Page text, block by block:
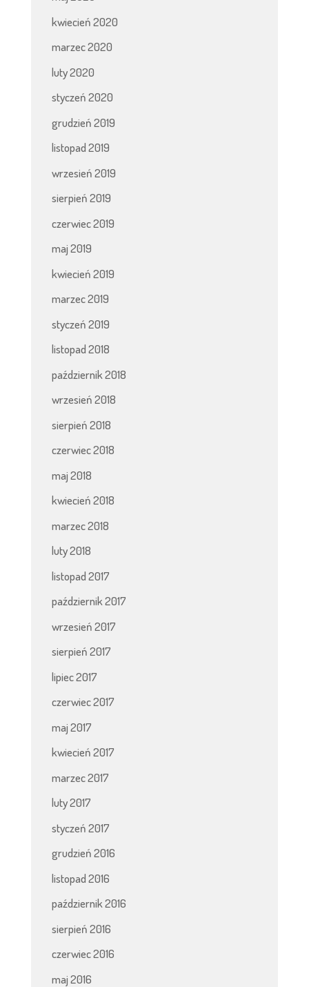
kwiecień 2020
marzec 2020
luty 2020
styczeń 2020
grudzień 2019
listopad 2019
wrzesień 2019
sierpień 2019
czerwiec 2019
maj 2019
kwiecień 2019
marzec 2019
styczeń 2019
listopad 2018
październik 2018
wrzesień 2018
sierpień 2018
czerwiec 2018
maj 2018
kwiecień 2018
marzec 2018
luty 2018
listopad 2017
październik 2017
wrzesień 2017
sierpień 2017
lipiec 2017
czerwiec 2017
maj 2017
kwiecień 2017
marzec 2017
luty 2017
styczeń 2017
grudzień 2016
listopad 2016
październik 2016
sierpień 2016
czerwiec 2016
maj 2016